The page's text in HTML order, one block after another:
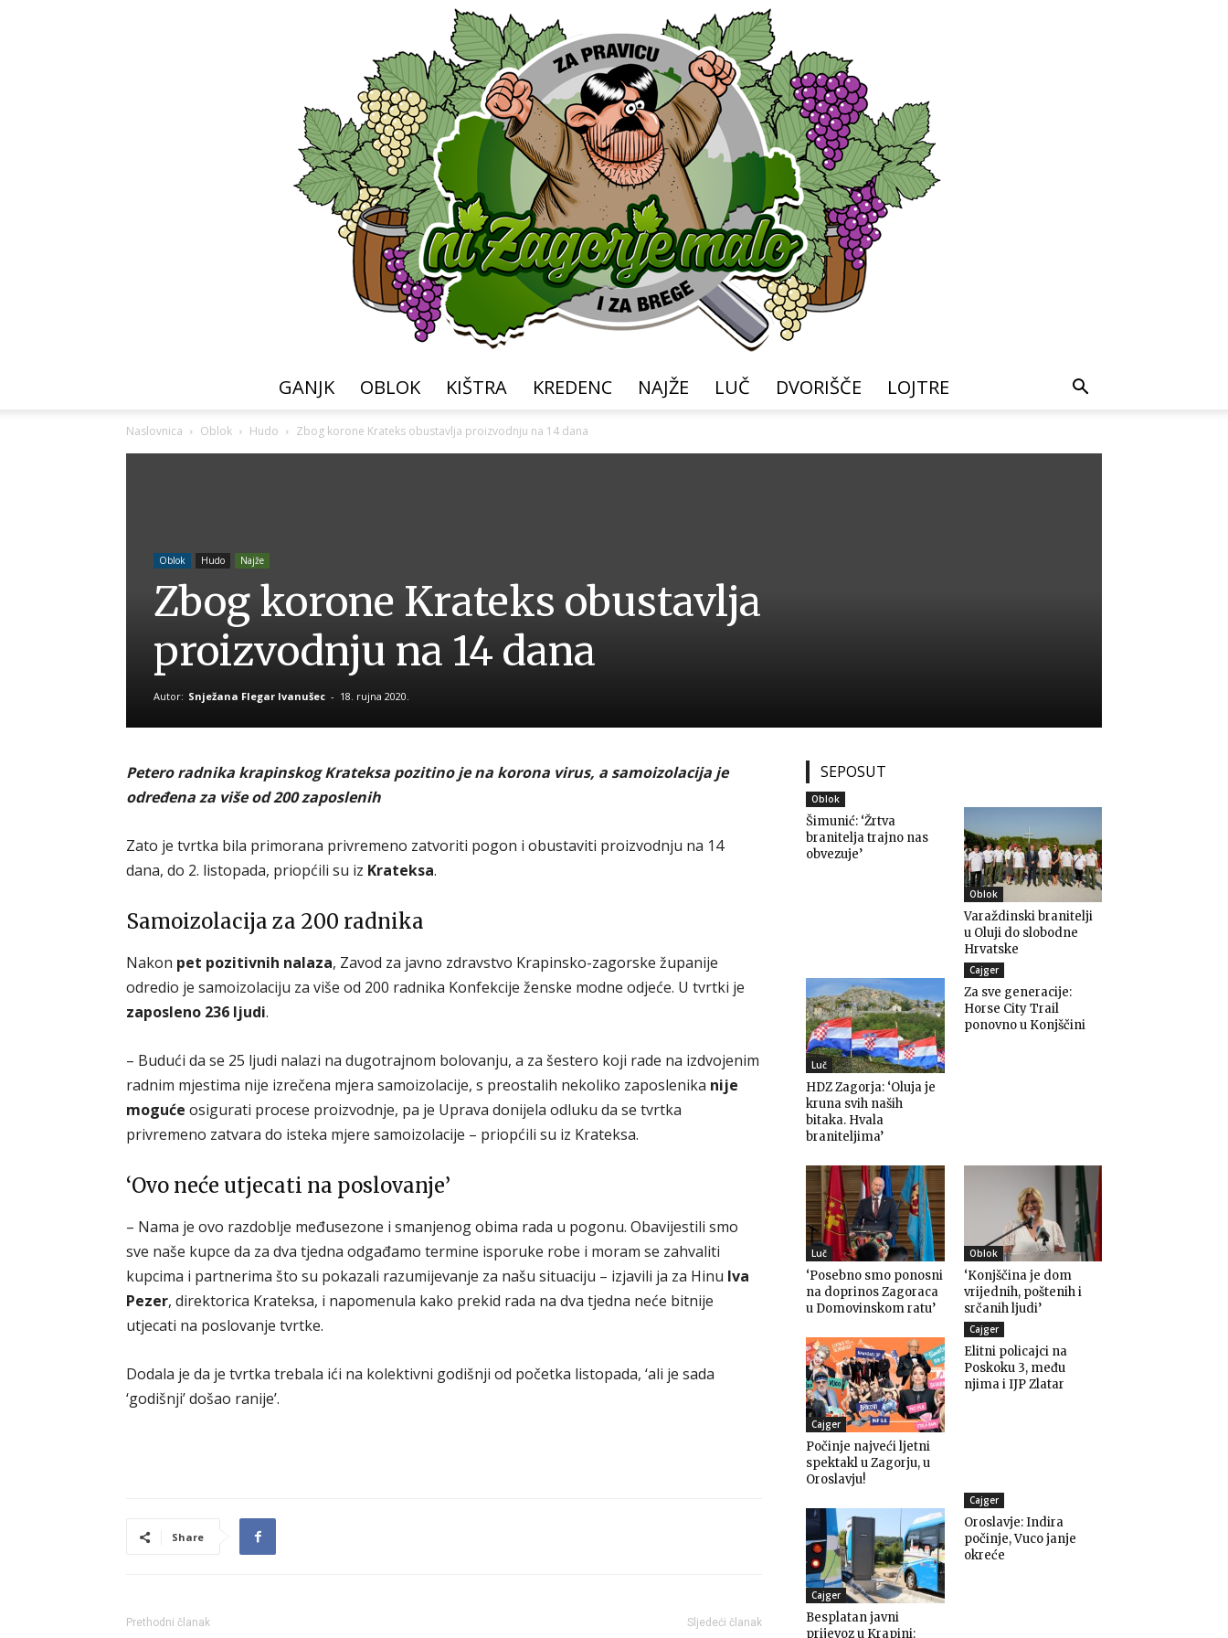
GANJK OBLOK KIŠTRA KREDENC NAJŽE LUČ DVORIŠČE LOJTRE
Naslovnica Oblok Hudo Zbog korone Krateks obustavlja proizvodnju na 14 dana
Oblok Hudo Najže
Zbog korone Krateks obustavlja
proizvodnju na 14 dana
Autor: Snježana Flegar Ivanušec - 18. rujna 2020.
Petero radnika krapinskog Krateksa pozitino je na korona virus, a samoizolacija je
određena za više od 200 zaposlenih
Zato je tvrtka bila primorana privremeno zatvoriti pogon i obustaviti proizvodnju na 14
dana, do 2. listopada, priopćili su iz Krateksa.
Samoizolacija za 200 radnika
Nakon pet pozitivnih nalaza, Zavod za javno zdravstvo Krapinsko-zagorske županije
odredio je samoizolaciju za više od 200 radnika Konfekcije ženske modne odjeće. U tvrtki je
zaposleno 236 ljudi.
– Budući da se 25 ljudi nalazi na dugotrajnom bolovanju, a za šestero koji rade na izdvojenim
radnim mjestima nije izrečena mjera samoizolacije, s preostalih nekoliko zaposlenika nije
moguće osigurati procese proizvodnje, pa je Uprava donijela odluku da se tvrtka
privremeno zatvara do isteka mjere samoizolacije – priopćili su iz Krateksa.
‘Ovo neće utjecati na poslovanje’
– Nama je ovo razdoblje međusezone i smanjenog obima rada u pogonu. Obavijestili smo
sve naše kupce da za dva tjedna odgađamo termine isporuke robe i moram se zahvaliti
kupcima i partnerima što su pokazali razumijevanje za našu situaciju – izjavili ja za Hinu Iva
Pezer, direktorica Krateksa, i napomenula kako prekid rada na dva tjedna neće bitnije
utjecati na poslovanje tvrtke.
Dodala je da je tvrtka trebala ići na kolektivni godišnji od početka listopada, ‘ali je sada
‘godišnji’ došao ranije’.
Share
Prethodni članak Sljedeći članak
SEPOSUT
Oblok
Šimunić: ‘Žrtva
branitelja trajno nas
obvezuje’
Oblok
Varaždinski branitelji
u Oluji do slobodne
Hrvatske
Luč
HDZ Zagorja: ‘Oluja je
kruna svih naših
bitaka. Hvala
braniteljima’
Cajger
Za sve generacije:
Horse City Trail
ponovno u Konjščini
Luč
‘Posebno smo ponosni
na doprinos Zagoraca
u Domovinskom ratu’
Oblok
‘Konjščina je dom
vrijednih, poštenih i
srčanih ljudi’
Cajger
Počinje najveći ljetni
spektakl u Zagorju, u
Oroslavju!
Cajger
Elitni policajci na
Poskoku 3, među
njima i IJP Zlatar
Cajger
Besplatan javni
prijevoz u Krapini:
Cajger
Oroslavje: Indira
počinje, Vuco janje
okreće